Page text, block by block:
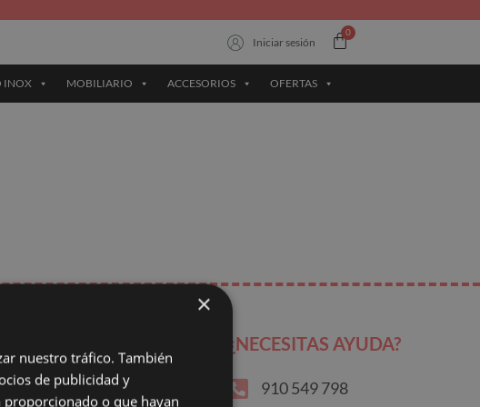
Iniciar sesión
INOX MOBILIARIO ACCESORIOS OFERTAS
¿NECESITAS AYUDA?
910 549 798
×
nuestro tráfico. También
de publicidad y
o que hayan